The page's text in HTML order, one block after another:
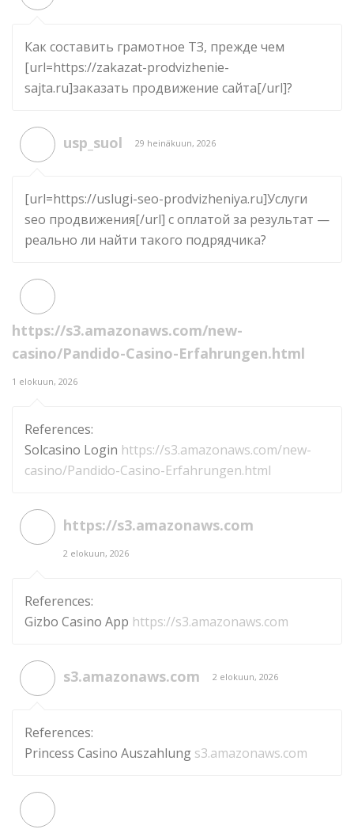
Как составить грамотное ТЗ, прежде чем
[url=https://zakazat-prodvizhenie-
sajta.ru]заказать продвижение сайта[/url]?
usp_suol 29 heinäkuun, 2026
[url=https://uslugi-seo-prodvizheniya.ru]Услуги
seo продвижения[/url] с оплатой за результат —
реально ли найти такого подрядчика?
https://s3.amazonaws.com/new-
casino/Pandido-Casino-Erfahrungen.html
1 elokuun, 2026
References:
Solcasino Login https://s3.amazonaws.com/new-
casino/Pandido-Casino-Erfahrungen.html
https://s3.amazonaws.com
2 elokuun, 2026
References:
Gizbo Casino App https://s3.amazonaws.com
s3.amazonaws.com 2 elokuun, 2026
References:
Princess Casino Auszahlung s3.amazonaws.com